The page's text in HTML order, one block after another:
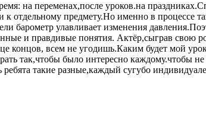
на переменах,после уроков.на
отдельному предмету.Но именно в процессе
барометр улавливает изменения
и правдивые понятия. Актёр,сыграв свою
концов, всем не угодишь.Каким будет мой
так,чтобы было интересно каждому.чтобы
ребята такие разные,каждый сугубо